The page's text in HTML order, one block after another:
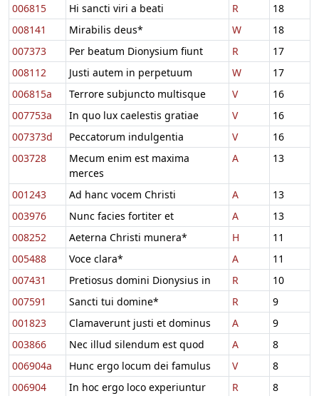
006815
Hi sancti viri a beati R
18
008141
Mirabilis deus* W
18
007373
Per beatum Dionysium fiunt R
17
008112
Justi autem in perpetuum W
17
006815a
Terrore subjuncto multisque V
16
007753a
In quo lux caelestis gratiae V
16
007373d
Peccatorum indulgentia V
16
003728
Mecum enim est maxima
merces
A 13
001243 Ad hanc vocem Christi A
13
003976
Nunc facies fortiter et A
13
008252
Aeterna Christi munera* H
11
005488
Voce clara* A
11
007431
Pretiosus domini Dionysius in R
10
007591
Sancti tui domine* R
9
001823
Clamaverunt justi et dominus A
9
003866
Nec illud silendum est quod A
8
006904a
Hunc ergo locum dei famulus V
8
006904
In hoc ergo loco experiuntur R
8